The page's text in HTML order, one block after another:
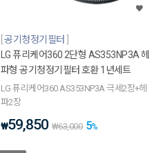
공기청정기필터
LG 퓨리케어360 2단형 AS353NP3A 헤
파형 공기청정기필터 호환 1년세트
LG 퓨리케어360 AS353NP3A 극세2장+헤
파2장
₩59,850 ₩63,000 5%